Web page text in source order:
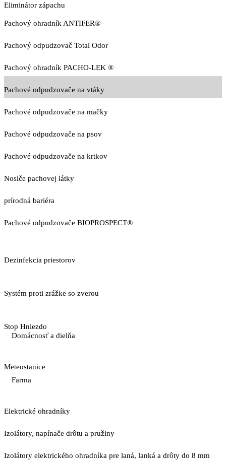
Eliminátor zápachu
Pachový ohradník ANTIFER®
Pachový odpudzovač Total Odor
Pachový ohradník PACHO-LEK ®
Pachové odpudzovače na vtáky
Pachové odpudzovače na mačky
Pachové odpudzovače na psov
Pachové odpudzovače na krtkov
Nosiče pachovej látky
prírodná bariéra
Pachové odpudzovače BIOPROSPECT®
Dezinfekcia priestorov
Systém proti zrážke so zverou
Stop Hniezdo
Domácnosť a dielňa
Meteostanice
Farma
Elektrické ohradníky
Izolátory, napínače drôtu a pružiny
Izolátory elektrického ohradníka pre laná, lanká a drôty do 8 mm